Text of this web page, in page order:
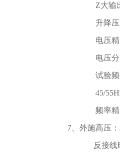
Z大输出
升降压方
电压精度
电压分辨
试验频率：
45/55Hz、
频率精度
7、外施高压
反接线时Z